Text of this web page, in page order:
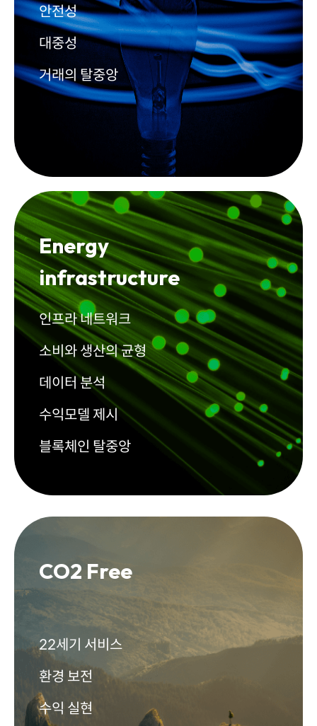
안전성
대중성
거래의 탈중앙
Energy
infrastructure
인프라 네트워크
소비와 생산의 균형
데이터 분석
수익모델 제시
블록체인 탈중앙
CO2 Free
22세기 서비스
환경 보전
수익 실현